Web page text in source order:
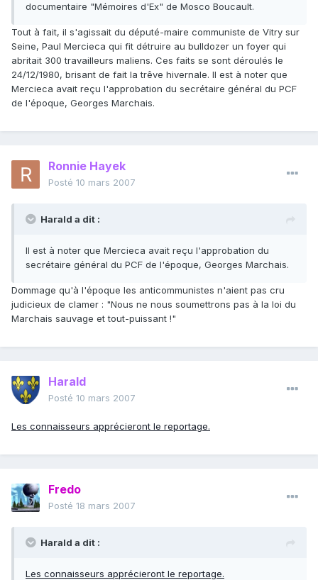
documentaire "Mémoires d'Ex" de Mosco Boucault.
Tout à fait, il s'agissait du député-maire communiste de Vitry sur
Seine, Paul Mercieca qui fit détruire au bulldozer un foyer qui
abritait 300 travailleurs maliens. Ces faits se sont déroulés le
24/12/1980, brisant de fait la trêve hivernale. Il est à noter que
Mercieca avait reçu l'approbation du secrétaire général du PCF
de l'époque, Georges Marchais.
Ronnie Hayek
Posté 10 mars 2007
Harald a dit :
Il est à noter que Mercieca avait reçu l'approbation du
secrétaire général du PCF de l'époque, Georges Marchais.
Dommage qu'à l'époque les anticommunistes n'aient pas cru
judicieux de clamer : "Nous ne nous soumettrons pas à la loi du
Marchais sauvage et tout-puissant !"
Harald
Posté 10 mars 2007
Les connaisseurs apprécieront le reportage.
Fredo
Posté 18 mars 2007
Harald a dit :
Les connaisseurs apprécieront le reportage.